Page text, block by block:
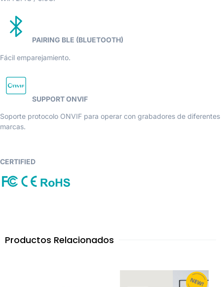
PAIRING BLE (BLUETOOTH)
Fácil emparejamiento.
SUPPORT ONVIF
Soporte protocolo ONVIF para operar con grabadores de diferentes
marcas.
CERTIFIED
Productos Relacionados